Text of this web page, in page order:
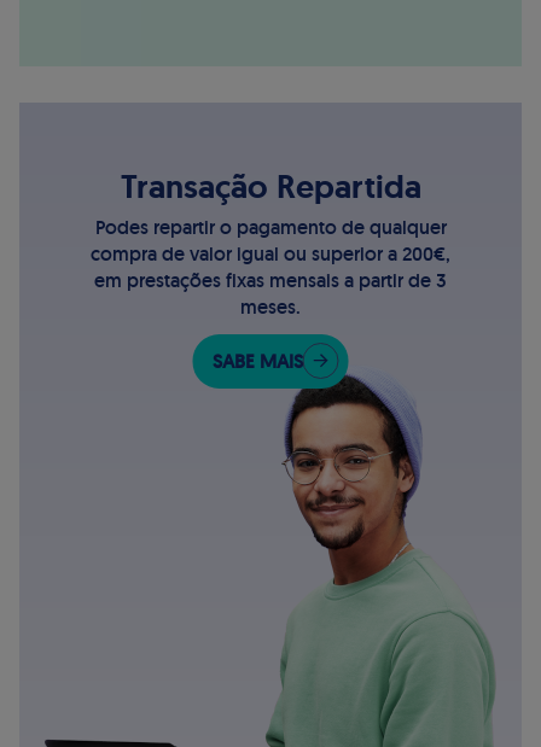
Transação Repartida
Podes repartir o pagamento de qualquer
compra de valor igual ou superior a 200€,
em prestações fixas mensais a partir de 3
meses.
SABE MAIS